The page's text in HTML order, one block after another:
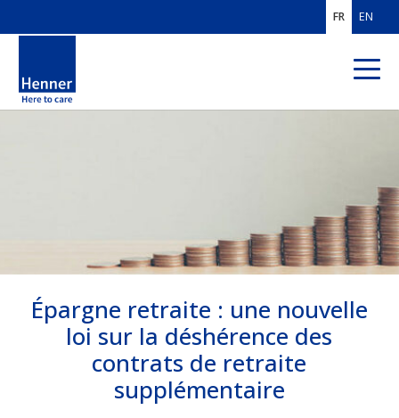
FR EN
CLIENTS MOBILITÉ INTERNATIONALE
SOLUTIONS PROSDE L'ASSURANCE
Épargne retraite : une nouvelle
loi sur la déshérence des
contrats de retraite
supplémentaire